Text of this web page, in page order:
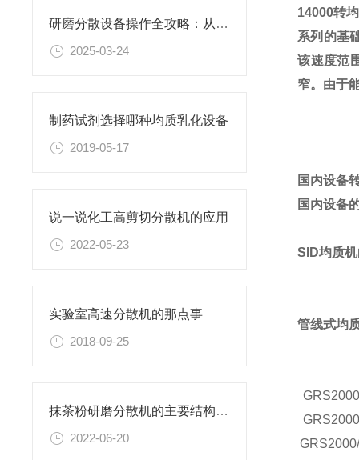
研磨分散设备操作全攻略：从开机到关机的详细步骤
2025-03-24
制药试剂选择哪种均质乳化设备
2019-05-17
说一说化工高剪切分散机的应用
2022-05-23
实验室高速分散机的那点事
2018-09-25
抹茶粉研磨分散机的主要结构及工作原理
2022-06-20
14000转
系列的基
该速度范
窄。由于
国内设备
国内设备
SID均质
管线式均
GRS
GRS
GRS